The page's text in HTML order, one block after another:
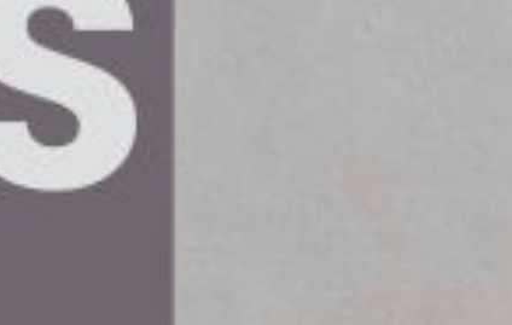
regeringen en lagrådsremiss som syftar till att
Svensk Sjöfart uttrycker sitt
särskilt möjligheten för svenska
hamnar att omfattas av systemet.
inklusive offshore- och kabelläggningsfartyg,
är mycket efterlängtade och utgör en grundläggande
regler för fartygsuthyrning och justeringar av
hela processen understrukit vikten av ett